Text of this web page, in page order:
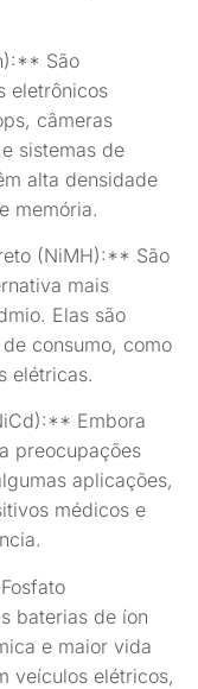
São
eletrônicos
câmeras
sistemas de
alta densidade
memória.
(NiMH):** São
mais
Elas são
consumo, como
elétricas.
Embora
preocupações
aplicações,
médicos e
baterias de íon
e maior vida
veículos elétricos,